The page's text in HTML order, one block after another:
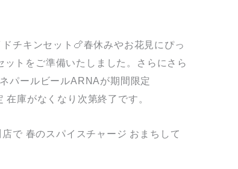
チキンセット🍗春休みやお花見にぴっ
トをご準備いたしました。さらにさら
パールビールARNAが期間限定
庫がなくなり次第終了です。
で 春のスパイスチャージ おまちして